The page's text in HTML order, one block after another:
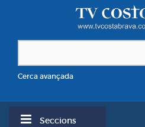
Cerca avançada
Seccions